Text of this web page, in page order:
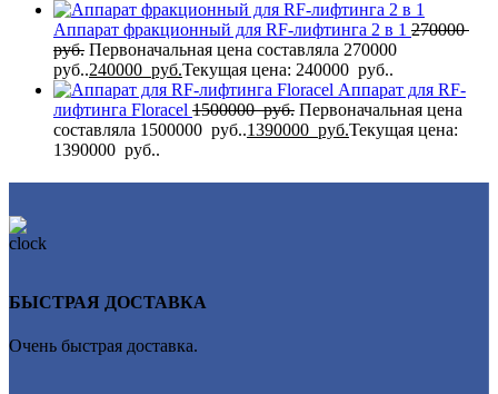
Аппарат фракционный для RF-лифтинга 2 в 1 270000
руб. Первоначальная цена составляла 270000
руб..240000 руб.Текущая цена: 240000 руб..
Аппарат для RF-
лифтинга Flоrасеl 1500000руб. Первоначальная цена
составляла 1500000 руб..1390000 руб.Текущая цена:
1390000 руб..
БЫСТРАЯ ДОСТАВКА
Очень быстрая доставка.